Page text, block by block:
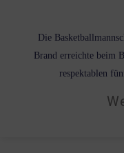
Die
Brand erreichte beim
respektablen